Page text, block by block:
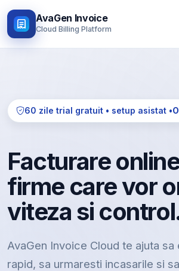
AvaGen Invoice
Cloud Billing Platform
60 zile trial gratuit • setup asistat •
Facturare
firme care vor
viteza si
AvaGen Invoice Cloud te ajuta
rapid, sa urmaresti incasarile si